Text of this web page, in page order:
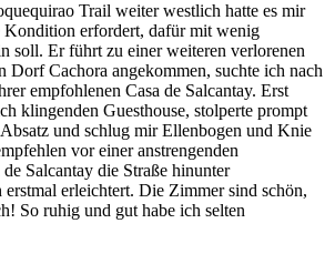
Trail weiter westlich hatte es mir
Kondition erfordert, dafür mit wenig
soll. Er führt zu einer weiteren verlorenen
Cachora angekommen, suchte ich nach
empfohlenen Casa de Salcantay. Erst
klingenden Guesthouse, stolperte prompt
und schlug mir Ellenbogen und Knie
vor einer anstrengenden
Salcantay die Straße hinunter
erleichtert. Die Zimmer sind schön,
So ruhig und gut habe ich selten